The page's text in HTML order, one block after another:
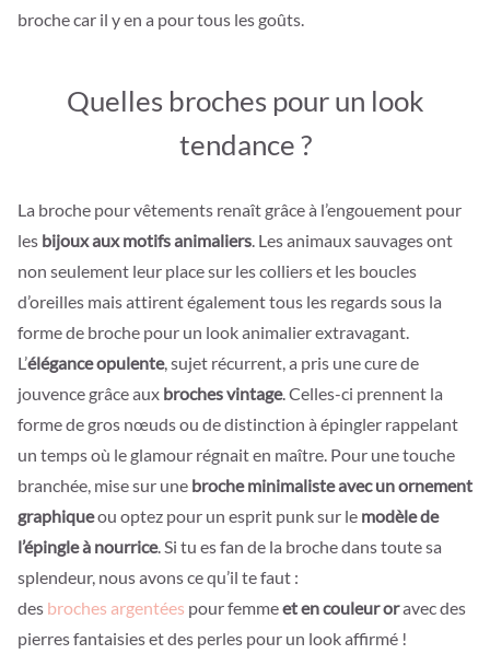
broche car il y en a pour tous les goûts.
Quelles broches pour un look
tendance ?
La broche pour vêtements renaît grâce à l’engouement pour
les bijoux aux motifs animaliers. Les animaux sauvages ont
non seulement leur place sur les colliers et les boucles
d’oreilles mais attirent également tous les regards sous la
forme de broche pour un look animalier extravagant.
L’élégance opulente, sujet récurrent, a pris une cure de
jouvence grâce aux broches vintage. Celles-ci prennent la
forme de gros nœuds ou de distinction à épingler rappelant
un temps où le glamour régnait en maître. Pour une touche
branchée, mise sur une broche minimaliste avec un ornement
graphiqueou optez pour un esprit punk sur le modèle de
l’épingle à nourrice. Si tu es fan de la broche dans toute sa
splendeur, nous avons ce qu’il te faut :
des broches argentées pour femmeet en couleur oravec des
pierres fantaisies et des perles pour un look affirmé !